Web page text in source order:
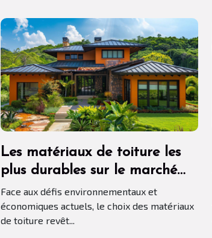
Les matériaux de toiture les
plus durables sur le marché
aujourd'hui
Face aux défis environnementaux et
économiques actuels, le choix des matériaux
de toiture revêt...